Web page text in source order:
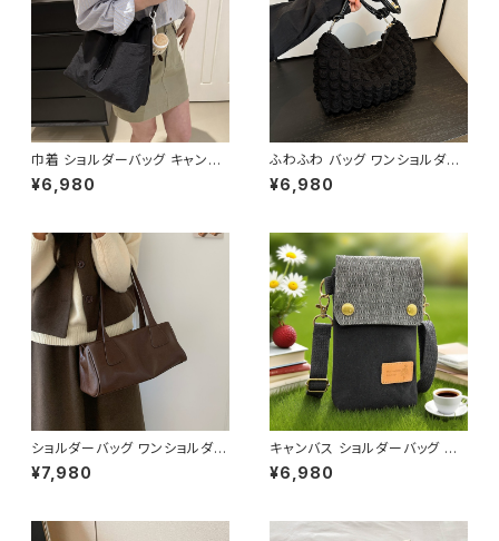
巾着 ショルダーバッグ キャンバ
ス 肩掛けバッグ レディース バッ
グ 大容量 軽量 ナチュラル カジ
K-B0227
¥6,980
ふわふわ バッグ ワンショルダー
バッグ ハンドバッグ 韓国風 レデ
ィース かわいい 小さめ 軽量 お
¥6,980
ショルダーバッグ ワンショルダー
フェイクレザー バッグ レディー
ス 韓国 シンプル 大人可愛い ブ
¥7,980
キャンバス ショルダーバッグ ス
マホポーチ ミニバッグ レディー
ス メンズ 斜めがけ カジュアル
め バッグ おしゃれ K-B0232
¥6,980